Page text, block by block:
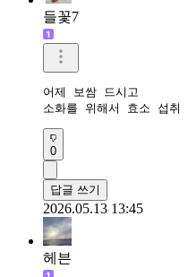
들꽃7
어제 보쌈 드시고
소화를 위해서 효소 섭취
0
답글 쓰기
2026.05.13 13:45
헤븐